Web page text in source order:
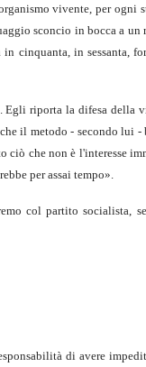
vivente, per ogni
sconcio in bocca a
cinquanta, in sessanta,
riporta la difesa della
il metodo - secondo
che non è l'interesse
per assai tempo».
col partito socialista,
di avere